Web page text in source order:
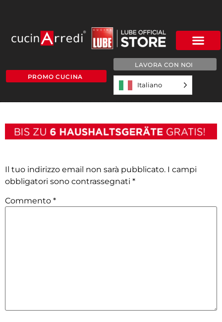
PROMO CUCINA
LAVORA CON NOI
Italiano
Il tuo indirizzo email non sarà pubblicato. I campi
obbligatori sono contrassegnati *
Commento *